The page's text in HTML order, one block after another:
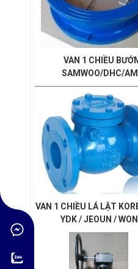
VAN 1 CHIỀU
SAMWOO/DHC/
VAN 1 CHIỀU LÁ LẬT
YDK / JEOUN /